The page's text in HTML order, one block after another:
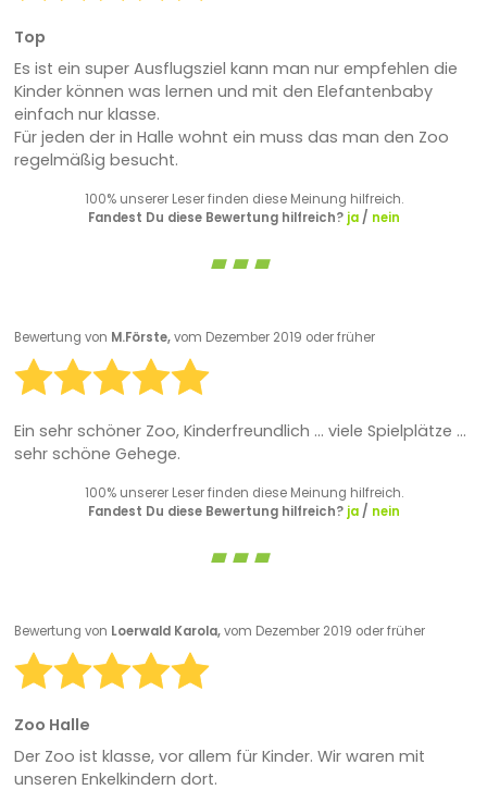
Top
Es ist ein super Ausflugsziel kann man nur empfehlen die
Kinder können was lernen und mit den Elefantenbaby
einfach nur klasse.
Für jeden der in Halle wohnt ein muss das man den Zoo
regelmäßig besucht.
100% unserer Leser finden diese Meinung hilfreich.
Fandest Du diese Bewertung hilfreich? ja/ nein
Bewertung von M.Förste,vom Dezember 2019 oder früher
Ein sehr schöner Zoo, Kinderfreundlich ... viele Spielplätze ...
sehr schöne Gehege.
100% unserer Leser finden diese Meinung hilfreich.
Fandest Du diese Bewertung hilfreich? ja/ nein
Bewertung von Loerwald Karola,vom Dezember 2019 oder früher
Zoo Halle
Der Zoo ist klasse, vor allem für Kinder. Wir waren mit
unseren Enkelkindern dort.